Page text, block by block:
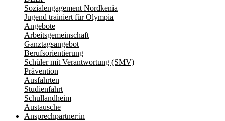
Sozialengagement Nordkenia
Jugend trainiert für Olympia
Angebote
Arbeitsgemeinschaft
Ganztagsangebot
Berufsorientierung
Schüler mit Verantwortung (SMV)
Prävention
Ausfahrten
Studienfahrt
Schullandheim
Austausche
Ansprechpartner:in